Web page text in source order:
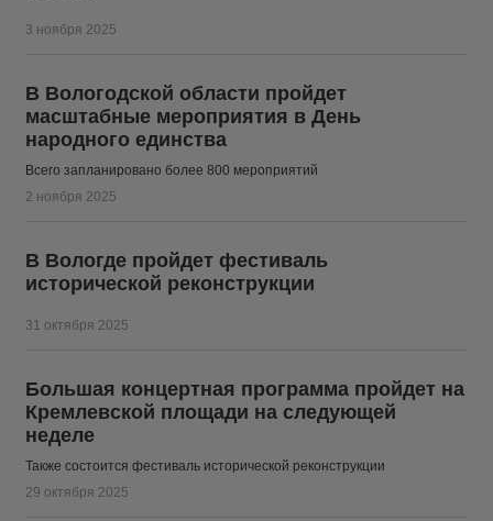
3 ноября 2025
В Вологодской области пройдет
масштабные мероприятия в День
народного единства
Всего запланировано более 800 мероприятий
2 ноября 2025
В Вологде пройдет фестиваль
исторической реконструкции
31 октября 2025
Большая концертная программа пройдет на
Кремлевской площади на следующей
неделе
Также состоится фестиваль исторической реконструкции
29 октября 2025